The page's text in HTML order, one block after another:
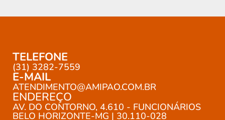
TELEFONE
(31) 3282-7559
E-MAIL
ATENDIMENTO@AMIPAO.COM.BR
ENDEREÇO
AV. DO CONTORNO, 4.610 - FUNCIONÁRIOS
BELO HORIZONTE-MG | 30.110-028